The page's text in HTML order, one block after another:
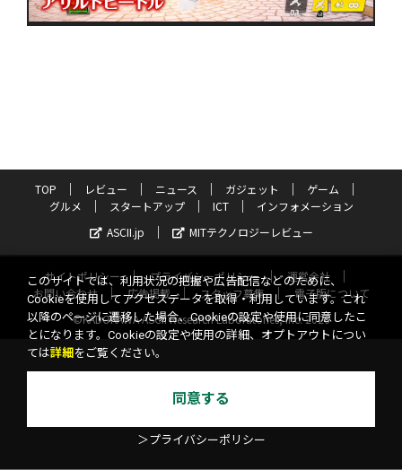
TOP レビュー ニュース ガジェット
ゲーム
グルメ
スタートアップ ICT
インフォメーション
ASCII.jp
MITテクノロジーレビュー
サイトポリシー プライバシーポリシー
運営会社
お問い合わせ
広告掲載 スタッフ募集
電子版について
©KADOKAWA ASCII Research Laboratories, Inc. 2026
このサイトでは、利用状況の把握や広告配信などのために、
Cookieを使用してアクセスデータを取得・利用しています。これ
以降のページに遷移した場合、Cookieの設定や使用に同意したこ
とになります。Cookieの設定や使用の詳細、オプトアウトについ
ては詳細 をご覧ください。
同意する
＞プライバシーポリシー